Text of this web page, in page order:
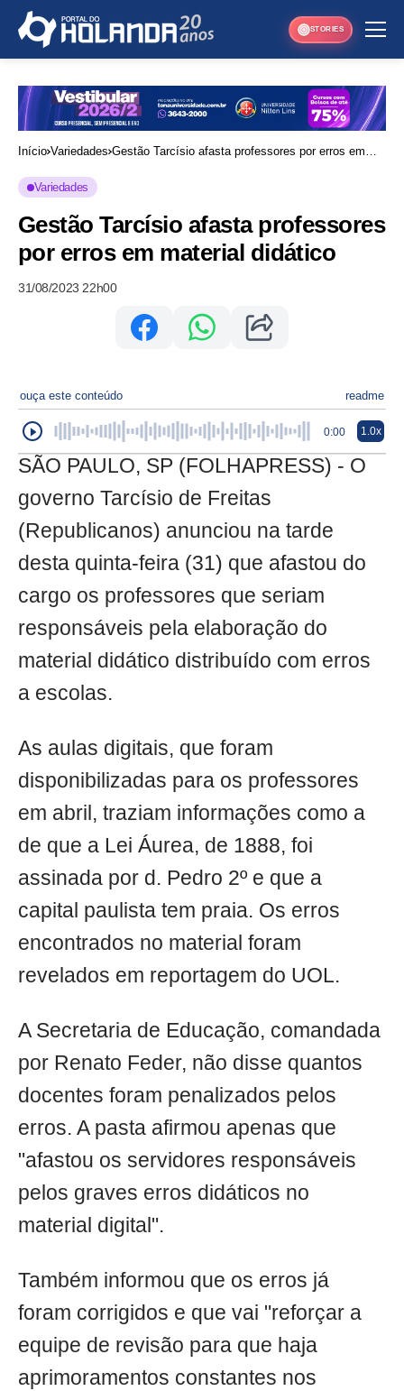
STORIES
Início Variedades Gestão Tarcísio afasta professores por erros em
Variedades
Gestão Tarcísio afasta professores
por erros em material didático
31/08/2023 22h00
ouça este conteúdo readme
0:00 1.0x
SÃO PAULO, SP (FOLHAPRESS) - O
governo Tarcísio de Freitas
(Republicanos) anunciou na tarde
desta quinta-feira (31) que afastou do
cargo os professores que seriam
responsáveis pela elaboração do
material didático distribuído com erros
a escolas.
As aulas digitais, que foram
disponibilizadas para os professores
em abril, traziam informações como a
de que a Lei Áurea, de 1888, foi
assinada por d. Pedro 2º e que a
capital paulista tem praia. Os erros
encontrados no material foram
revelados em reportagem do UOL.
A Secretaria de Educação, comandada
por Renato Feder, não disse quantos
docentes foram penalizados pelos
erros. A pasta afirmou apenas que
"afastou os servidores responsáveis
pelos graves erros didáticos no
material digital".
Também informou que os erros já
foram corrigidos e que vai "reforçar a
equipe de revisão para que haja
aprimoramentos constantes nos